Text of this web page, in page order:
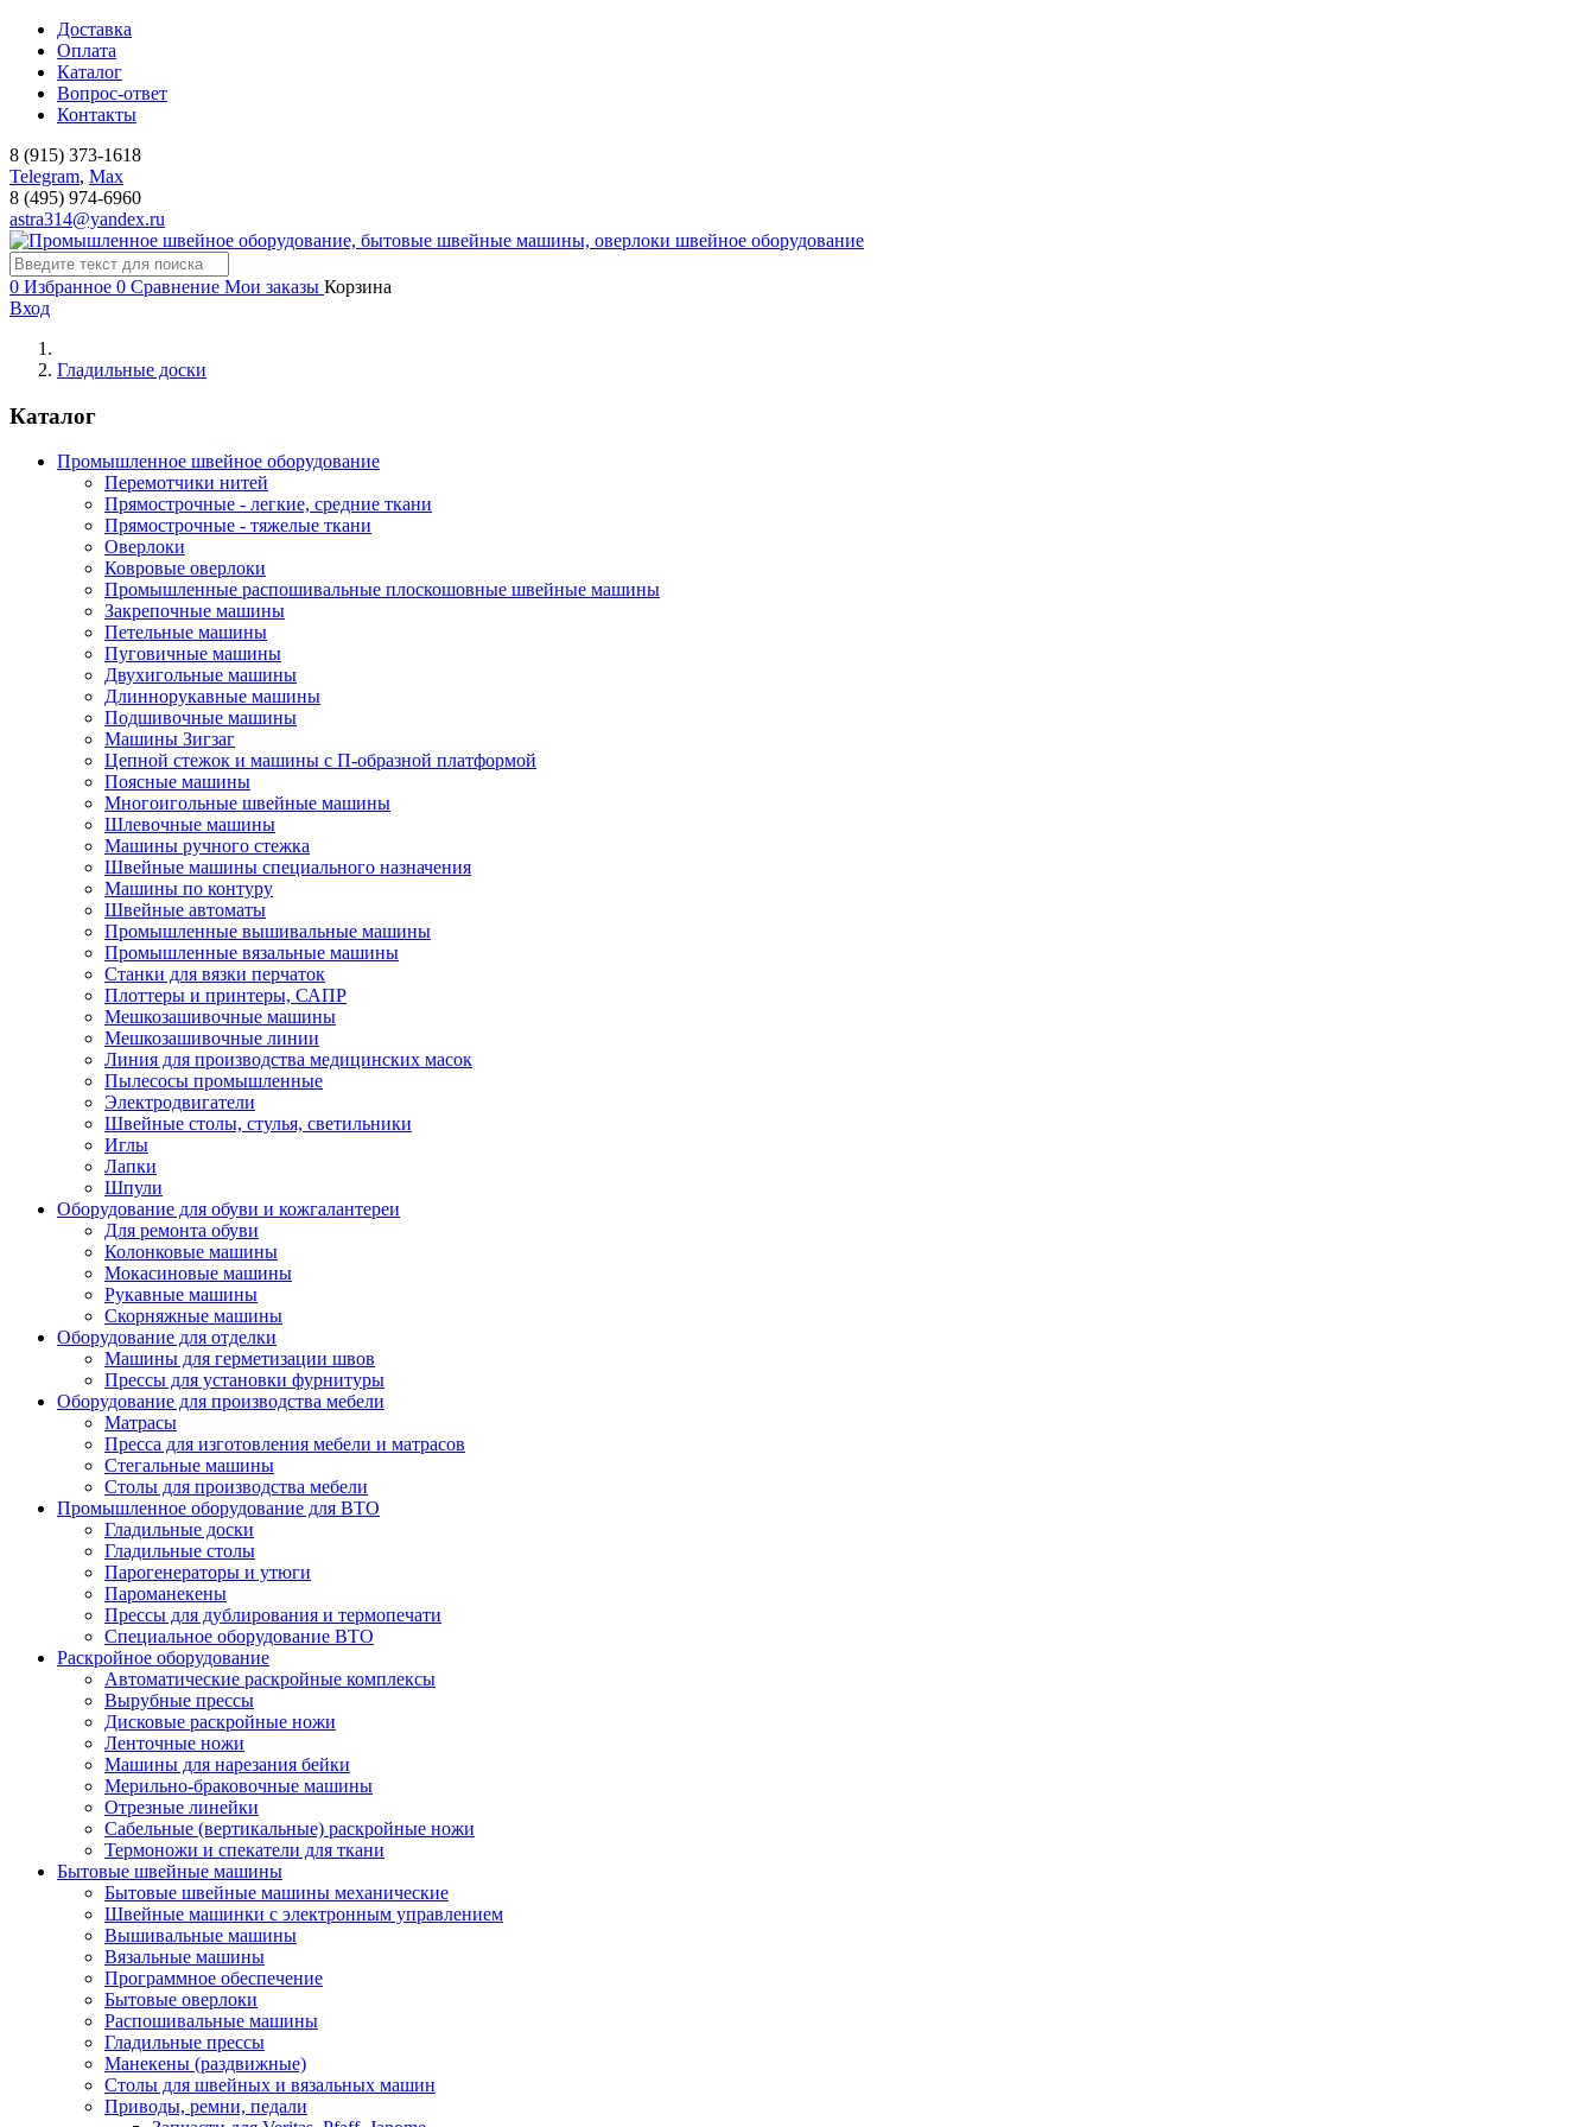
Доставка
Оплата
Каталог
Вопрос-ответ
Контакты
8 (915) 373-1618
Telegram, Мах
8 (495) 974-6960
astra314@yandex.ru
швейное оборудование
0 Избранное 0 Сравнение Мои заказы Корзина
Вход
Гладильные доски
Каталог
Промышленное швейное оборудование
Перемотчики нитей
Прямострочные - легкие, средние ткани
Прямострочные - тяжелые ткани
Оверлоки
Ковровые оверлоки
Промышленные распошивальные плоскошовные швейные машины
Закрепочные машины
Петельные машины
Пуговичные машины
Двухигольные машины
Длиннорукавные машины
Подшивочные машины
Машины Зигзаг
Цепной стежок и машины с П-образной платформой
Поясные машины
Многоигольные швейные машины
Шлевочные машины
Машины ручного стежка
Швейные машины специального назначения
Машины по контуру
Швейные автоматы
Промышленные вышивальные машины
Промышленные вязальные машины
Станки для вязки перчаток
Плоттеры и принтеры, САПР
Мешкозашивочные машины
Мешкозашивочные линии
Линия для производства медицинских масок
Пылесосы промышленные
Электродвигатели
Швейные столы, стулья, светильники
Иглы
Лапки
Шпули
Оборудование для обуви и кожгалантереи
Для ремонта обуви
Колонковые машины
Мокасиновые машины
Рукавные машины
Скорняжные машины
Оборудование для отделки
Машины для герметизации швов
Прессы для установки фурнитуры
Оборудование для производства мебели
Матрасы
Пресса для изготовления мебели и матрасов
Стегальные машины
Столы для производства мебели
Промышленное оборудование для ВТО
Гладильные доски
Гладильные столы
Парогенераторы и утюги
Пароманекены
Прессы для дублирования и термопечати
Специальное оборудование ВТО
Раскройное оборудование
Автоматические раскройные комплексы
Вырубные прессы
Дисковые раскройные ножи
Ленточные ножи
Машины для нарезания бейки
Мерильно-браковочные машины
Отрезные линейки
Сабельные (вертикальные) раскройные ножи
Термоножи и спекатели для ткани
Бытовые швейные машины
Бытовые швейные машины механические
Швейные машинки с электронным управлением
Вышивальные машины
Вязальные машины
Программное обеспечение
Бытовые оверлоки
Распошивальные машины
Гладильные прессы
Манекены (раздвижные)
Столы для швейных и вязальных машин
Приводы, ремни, педали